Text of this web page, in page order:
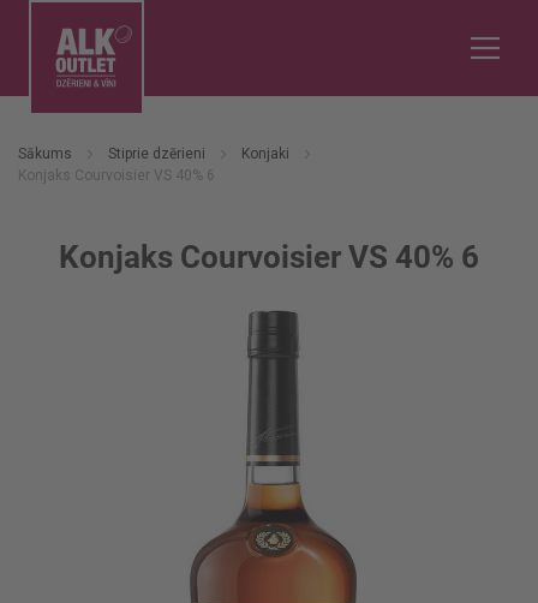
Sākums Stiprie dzērieni
Konjaki
Konjaks Courvoisier VS 40% 6
Konjaks Courvoisier VS 40% 6